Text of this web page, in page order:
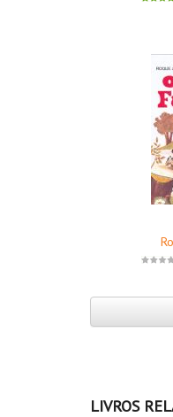
LIVROS